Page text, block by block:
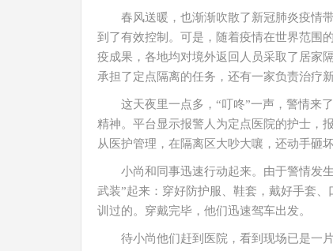
春风送暖，也渐渐吹散了新冠肺炎疫情
到了有效控制。可是，随着疫情在世界范围
疫成果，各地均对境外返回人员采取了居家
承担了定点隔离的任务，还有一家负责治疗
这天夜里一点多，“叮咚”一声，警情来
精神。平台显示报警人为定点医院的护士，
从医护管理，在隔离区大吵大嚷，还动手砸
小尚和同事迅速行动起来。由于警情发
武装”起来：穿好防护服、鞋套，戴好手套
训过的。穿戴完毕，他们迅速驾车出发。
待小尚他们赶到医院，看到现场已是一